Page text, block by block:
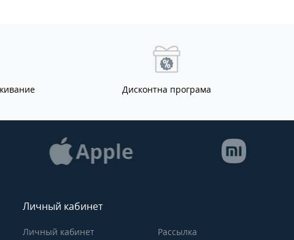
Дисконтна програма
Личный кабинет
Личный кабинет
Рассылка